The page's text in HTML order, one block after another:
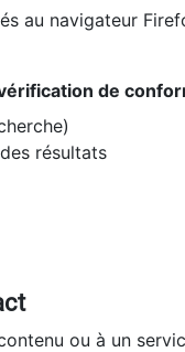
au navigateur
de
résultats
ou à un